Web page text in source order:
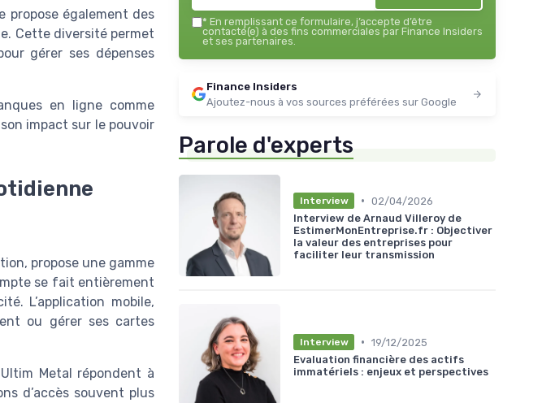
propose également des
Cette diversité permet
gérer ses dépenses
en ligne comme
impact sur le pouvoir
propose une gamme
se fait entièrement
L’application mobile,
ou gérer ses cartes
Metal répondent à
d’accès souvent plus
* En remplissant ce formulaire, j’accepte d’être
contacté(e) à des fins commerciales par Finance Insiders
et ses partenaires.
Finance Insiders
Ajoutez-nous à vos sources préférées sur Google
Parole d'experts
Interview • 02/04/2026
Interview de Arnaud Villeroy de
EstimerMonEntreprise.fr : Objectiver
la valeur des entreprises pour
faciliter leur transmission
Interview • 19/12/2025
Evaluation financière des actifs
immatériels : enjeux et perspectives